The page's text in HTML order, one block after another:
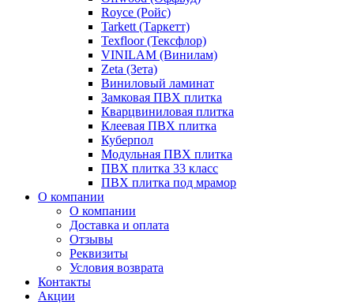
Royce (Ройс)
Tarkett (Таркетт)
Texfloor (Тексфлор)
VINILAM (Винилам)
Zeta (Зета)
Виниловый ламинат
Замковая ПВХ плитка
Кварцвиниловая плитка
Клеевая ПВХ плитка
Куберпол
Модульная ПВХ плитка
ПВХ плитка 33 класс
ПВХ плитка под мрамор
О компании
О компании
Доставка и оплата
Отзывы
Реквизиты
Условия возврата
Контакты
Акции